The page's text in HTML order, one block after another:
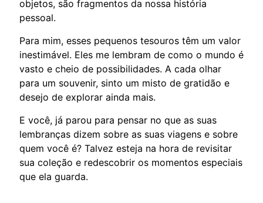
objetos, são fragmentos da nossa história
pessoal.
Para mim, esses pequenos tesouros têm um valor
inestimável. Eles me lembram de como o mundo é
vasto e cheio de possibilidades. A cada olhar
para um souvenir, sinto um misto de gratidão e
desejo de explorar ainda mais.
E você, já parou para pensar no que as suas
lembranças dizem sobre as suas viagens e sobre
quem você é? Talvez esteja na hora de revisitar
sua coleção e redescobrir os momentos especiais
que ela guarda.